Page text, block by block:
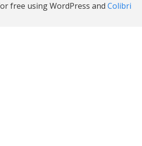
free using WordPress and Colibri